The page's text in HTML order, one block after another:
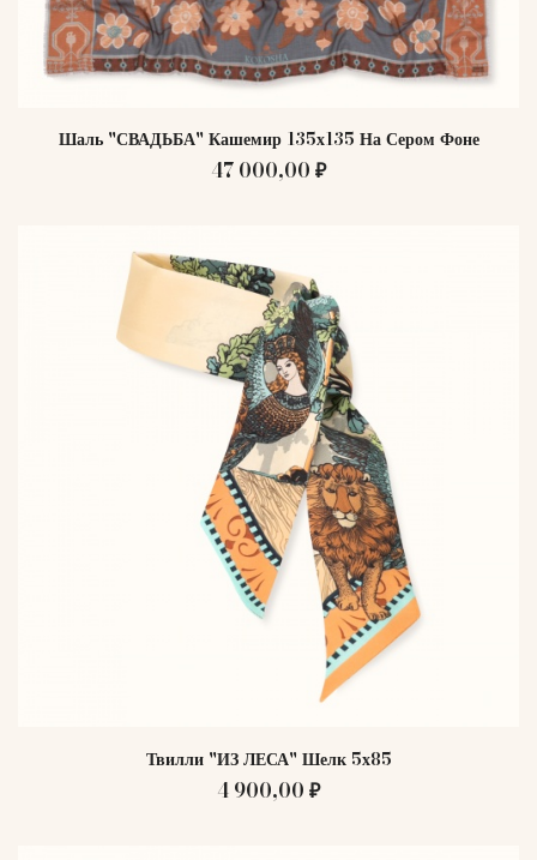
Шаль "СВАДЬБА" Кашемир 135х135 На Сером Фоне
47 000,00 ₽
Твилли "ИЗ ЛЕСА" Шелк 5х85
4 900,00 ₽